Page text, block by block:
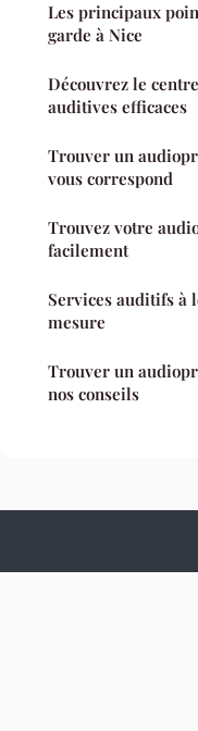
Les principaux
garde à Nice
Découvrez le
auditives efficaces
Trouver un
vous correspond
Trouvez votre
facilement
Services auditifs à
mesure
Trouver un
nos conseils
Culture Hopital